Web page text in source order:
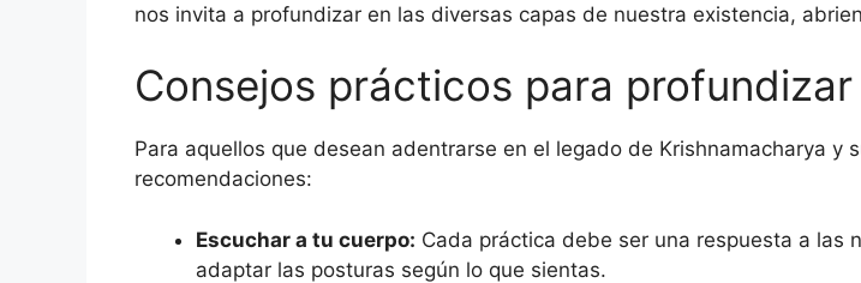
nos invita a profundizar en las diversas capas de nuestra existencia,
Consejos prácticos para
Para aquellos que desean adentrarse en el legado de Krishnamacharya y
recomendaciones:
Escuchar a tu cuerpo: Cada práctica debe ser una respuesta a las
adaptar las posturas según lo que sientas.